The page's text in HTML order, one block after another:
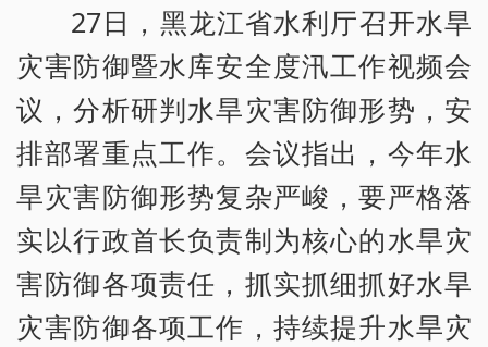
27日，黑龙江省水利厅召开水旱
灾害防御暨水库安全度汛工作视频会
议，分析研判水旱灾害防御形势，安
排部署重点工作。会议指出，今年水
旱灾害防御形势复杂严峻，要严格落
实以行政首长负责制为核心的水旱灾
害防御各项责任，抓实抓细抓好水旱
灾害防御各项工作，持续提升水旱灾